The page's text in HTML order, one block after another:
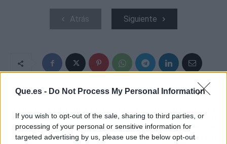
Que.es - Do Not Process My Personal Information
If you wish to opt-out of the sale, sharing to third parties, or
processing of your personal or sensitive information for
targeted advertising by us, please use the below opt-out
Atrás Siguiente
ARTÍCULO ANTERIOR
POR QUÉ EL SUDOR,
LOS SOLTEROS Y LAS
FEROMONAS ESTÁN
PUEDEN APARCAR
SOLOS Y SIN
CONDUCTOR